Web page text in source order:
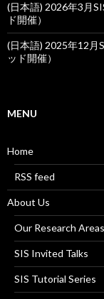
(日本語) 2026年3月
ド開催）
(日本語) 2025年12月
ッド開催）
MENU
Home
RSS feed
About Us
Our Research Areas
SIS Invited Talks
SIS Tutorial Series